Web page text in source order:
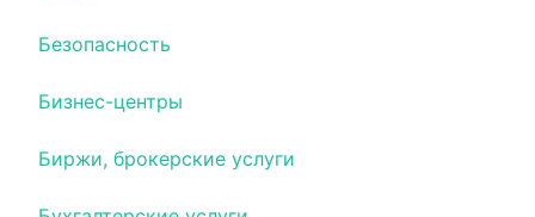
Безопасность
Бизнес-центры
Биржи, брокерские услуги